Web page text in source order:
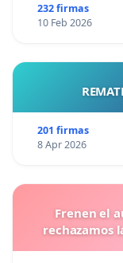
232 firmas
10 Feb 2026
201 firmas
8 Apr 2026
Frenen el
rechazamos